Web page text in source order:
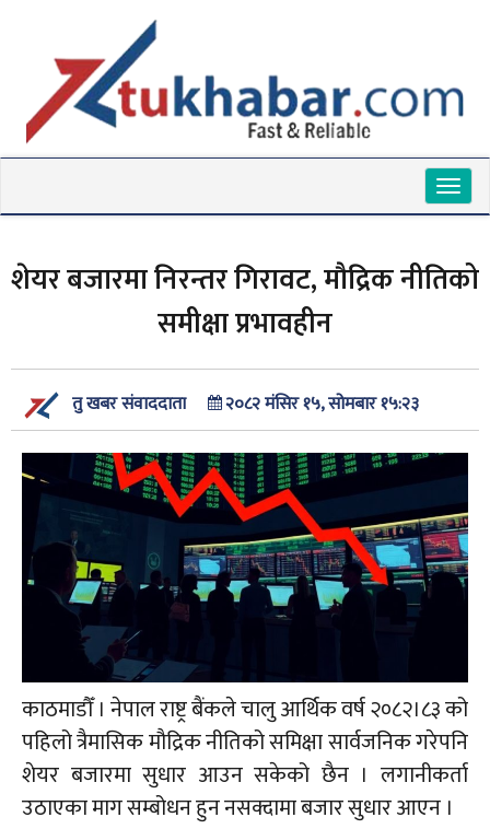
शेयर बजारमा निरन्तर गिरावट, मौद्रिक नीतिको
समीक्षा प्रभावहीन
तु खबर संवाददाता २०८२ मंसिर १५, सोमबार १५:२३
काठमाडौँ । नेपाल राष्ट्र बैंकले चालु आर्थिक वर्ष २०८२।८३ को
पहिलो त्रैमासिक मौद्रिक नीतिको समिक्षा सार्वजनिक गरेपनि
शेयर बजारमा सुधार आउन सकेको छैन । लगानीकर्ता
उठाएका माग सम्बोधन हुन नसक्दामा बजार सुधार आएन ।